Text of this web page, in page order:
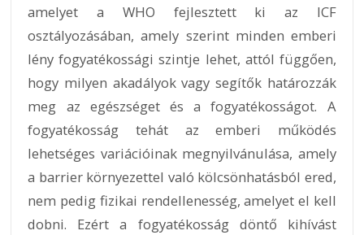
amelyet a WHO fejlesztett ki az ICF
osztályozásában, amely szerint minden emberi
lény fogyatékossági szintje lehet, attól függően,
hogy milyen akadályok vagy segítők határozzák
meg az egészséget és a fogyatékosságot. A
fogyatékosság tehát az emberi működés
lehetséges variációinak megnyilvánulása, amely
a barrier környezettel való kölcsönhatásból ered,
nem pedig fizikai rendellenesség, amelyet el kell
dobni. Ezért a fogyatékosság döntő kihívást